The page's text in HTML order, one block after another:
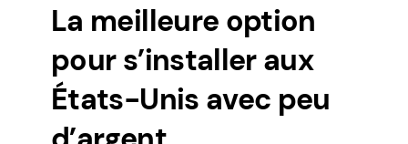
La meilleure option
pour s’installer aux
États-Unis avec peu